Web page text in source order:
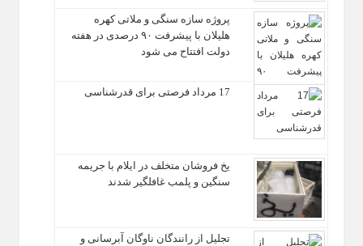
پروژه سازه سنگی و ملاتی کهره
هلیلان با پیشرفت ۹۰ درصدی در هفته
دولت افتتاح می شود
17 مرداد فرصتی برای قدرشناسی
یخ‌ فروشان متخلف در ایلام با جریمه
سنگین و پلمب غافلگیر شدند
تجلیل از رانندگان ناوگان آبرسانی و